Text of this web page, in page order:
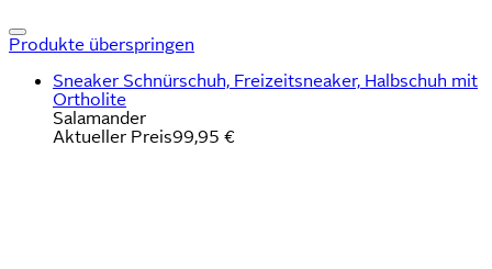
Produkte überspringen
Sneaker Schnürschuh, Freizeitsneaker, Halbschuh mit
Ortholite
Salamander
Aktueller Preis99,95 €